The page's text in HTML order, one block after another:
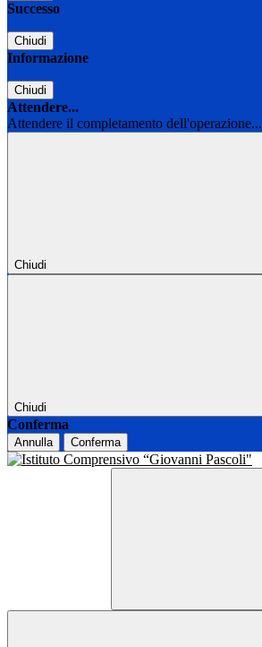
Successo
Chiudi
Informazione
Chiudi
Attendere...
Attendere il completamento dell'operazione...
Chiudi
Chiudi
Conferma
Annulla Conferma